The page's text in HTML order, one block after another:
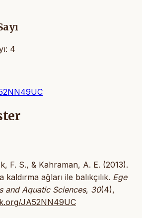
4
F. S., & Kahraman, A. E. (2013).
kaldırma ağları ile balıkçılık. Ege
and Aquatic Sciences, 30(4),
JA52NN49UC